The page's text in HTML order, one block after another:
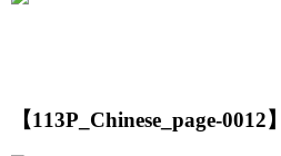
【113P_Chinese_page-0012】